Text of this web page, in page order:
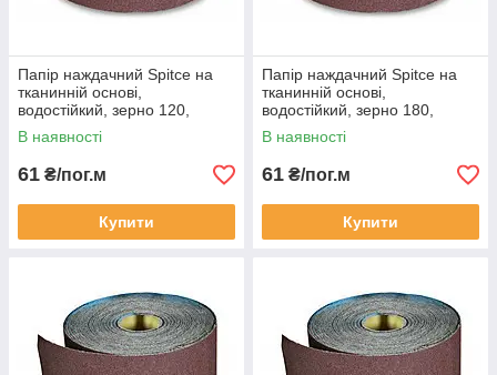
Папір наждачний Spitce на
тканинній основі,
водостійкий, зерно 120,
200мм х 50м
В наявності
61 ₴/пог.м
Купити
Папір наждачний Spitce на
тканинній основі,
водостійкий, зерно 180,
200мм х 50м
В наявності
61 ₴/пог.м
Купити